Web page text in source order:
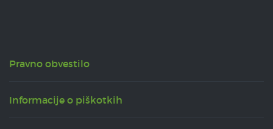
Pravno obvestilo
Informacije o piškotkih